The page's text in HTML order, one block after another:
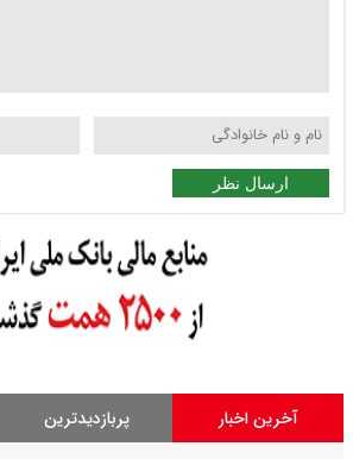
ارسال نظر
آخرین اخبار پربازدیدترین